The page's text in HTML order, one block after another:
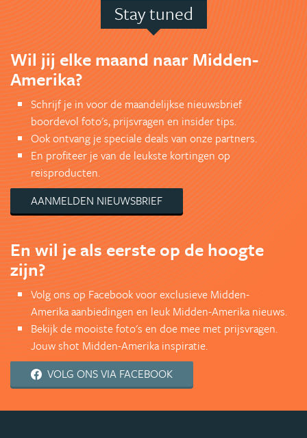
Stay tuned
Wil jij elke maand naar Midden-
Amerika?
Schrijf je in voor de maandelijkse nieuwsbrief
boordevol foto's, prijsvragen en insider tips.
Ook ontvang je speciale deals van onze partners.
En profiteer je van de leukste kortingen op
reisproducten.
AANMELDEN NIEUWSBRIEF
En wil je als eerste op de hoogte
zijn?
Volg ons op Facebook voor exclusieve Midden-
Amerika aanbiedingen en leuk Midden-Amerika nieuws.
Bekijk de mooiste foto's en doe mee met prijsvragen.
Jouw shot Midden-Amerika inspiratie.
VOLG ONS VIA FACEBOOK